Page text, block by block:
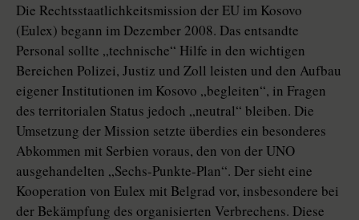
Die Rechtsstaatlichkeitsmission der EU im Kosovo
(Eulex) begann im Dezember 2008. Das entsandte
Personal sollte „technische“ Hilfe in den wichtigen
Bereichen Polizei, Justiz und Zoll leisten und den Aufbau
eigener Institutionen im Kosovo „begleiten“, in Fragen
des territorialen Status jedoch „neutral“ bleiben. Die
Umsetzung der Mission setzte überdies ein besonderes
Abkommen mit Serbien voraus, den von der UNO
ausgehandelten „Sechs-Punkte-Plan“. Der sieht eine
Kooperation von Eulex mit Belgrad vor, insbesondere bei
der Bekämpfung des organisierten Verbrechens. Diese